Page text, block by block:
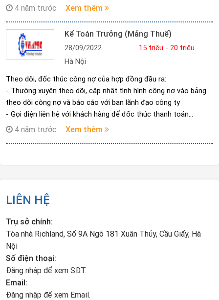
lượng sản phẩm để điều chỉnh nếu cần.
4. Xây dựng môi trường thiết kế, quản trị dữ liệu thiết kế theo
giải pháp PDM.
5. Tham gia lắp đặt, chuyển giao công nghệ về thiết bị (các loại
máy CNC như phay
4 năm trước Xem thêm
Kế Toán Trưởng (mảng Thuế)
28/09/2022
15 triệu - 20 triệu
Hà Nội
Theo dõi, đốc thúc công nợ của hợp đồng đầu ra:
- Thường xuyên theo dõi, cập nhật tình hình công nợ vào bảng
theo dõi công nợ và báo cáo với ban lãnh đạo công ty
- Gọi điện liên hệ với khách hàng để đốc thúc thanh toán
Kế toán thuế
4 năm trước Xem thêm
LIÊN HỆ
Trụ sở chính:
Tòa nhà Richland, Số 9A Ngõ 181 Xuân Thủy, Cầu Giấy, Hà
Nội
Số điện thoại:
Đăng nhập để xem SĐT.
Email:
Đăng nhập để xem Email.